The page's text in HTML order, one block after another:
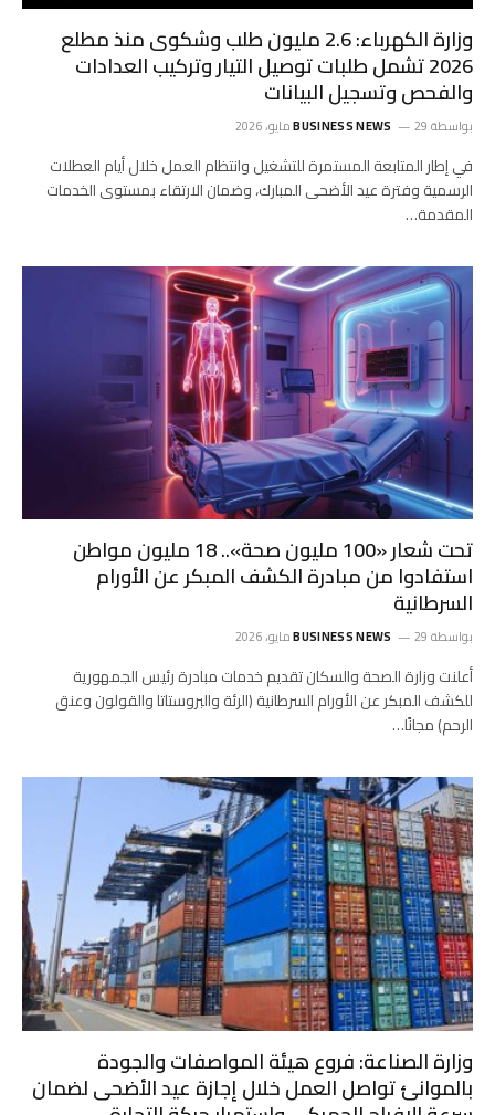
وزارة الكهرباء: 2.6 مليون طلب وشكوى منذ مطلع
2026 تشمل طلبات توصيل التيار وتركيب العدادات
والفحص وتسجيل البيانات
بواسطة BUSINESS NEWS 29 مايو، 2026
في إطار المتابعة المستمرة للتشغيل وانتظام العمل خلال أيام العطلات
الرسمية وفترة عيد الأضحى المبارك، وضمان الارتقاء بمستوى الخدمات
المقدمة…
تحت شعار «100 مليون صحة».. 18 مليون مواطن
استفادوا من مبادرة الكشف المبكر عن الأورام
السرطانية
بواسطة BUSINESS NEWS 29 مايو، 2026
أعلنت وزارة الصحة والسكان تقديم خدمات مبادرة رئيس الجمهورية
للكشف المبكر عن الأورام السرطانية (الرئة والبروستاتا والقولون وعنق
الرحم) مجانًا…
وزارة الصناعة: فروع هيئة المواصفات والجودة
بالموانئ تواصل العمل خلال إجازة عيد الأضحى لضمان